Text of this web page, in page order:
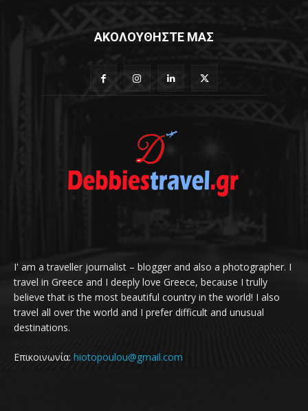
ΑΚΟΛΟΥΘΗΣΤΕ ΜΑΣ
I' am a traveller journalist – blogger and also a photographer. I
travel in Greece and I deeply love Greece, because I trully
believe that is the most beautiful country in the world! I also
travel all over the world and I prefer difficult and unusual
destinations.
Επικοινωνία: hiotopoulou@gmail.com